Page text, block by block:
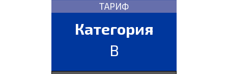
ТАРИФ
Категория
B